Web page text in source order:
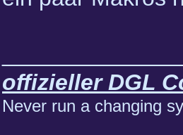
offizieller DGL
Never run a changing